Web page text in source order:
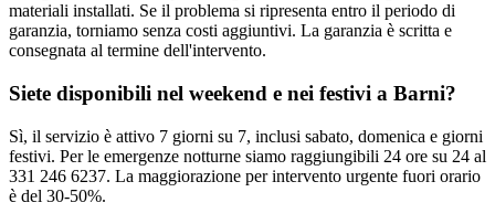
materiali installati. Se il problema si ripresenta entro il periodo di
garanzia, torniamo senza costi aggiuntivi. La garanzia è scritta e
consegnata al termine dell'intervento.
Siete disponibili nel weekend e nei festivi a Barni?
Sì, il servizio è attivo 7 giorni su 7, inclusi sabato, domenica e giorni
festivi. Per le emergenze notturne siamo raggiungibili 24 ore su 24 al
331 246 6237. La maggiorazione per intervento urgente fuori orario
è del 30-50%.